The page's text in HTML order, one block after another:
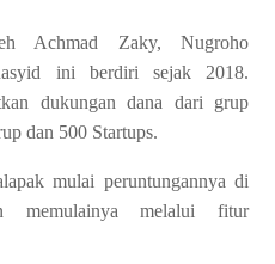
Achmad Zaky, Nugroho
ini berdiri sejak 2018.
dukungan dana dari grup
dan 500 Startups.
mulai peruntungannya di
memulainya melalui fitur